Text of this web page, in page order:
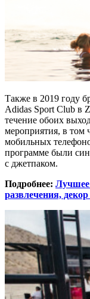
Также в 2019 году
Adidas Sport Club в
течение обоих
мероприятия, в том
мобильных
программе были
с джетпаком.
Подробнее: Лучшее
развлечения,